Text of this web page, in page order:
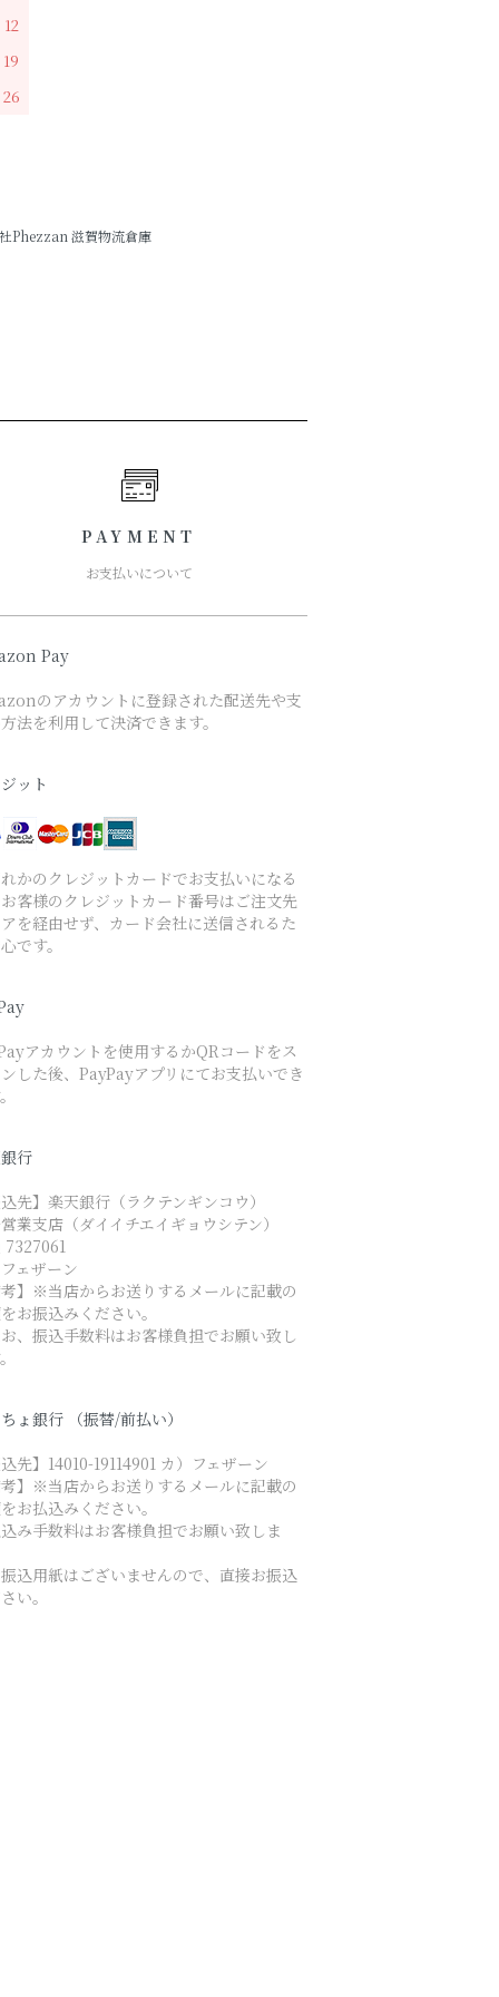
12
19
26
Phezzan 滋賀物流倉庫
PAYMENT
お支払いについて
Pay
のアカウントに登録された配送先や支
法を利用して決済できます。
ット
かのクレジットカードでお支払いになる
客様のクレジットカード番号はご注文先
を経由せず、カード会社に送信されるた
です。
アカウントを使用するかQRコードをス
した後、PayPayアプリにてお支払いでき
行
込先】楽天銀行（ラクテンギンコウ）
業支店（ダイイチエイギョウシテン）
7327061
ェザーン
考】※当店からお送りするメールに記載の
お振込みください。
、振込手数料はお客様負担でお願い致し
ょ銀行 （振替/前払い）
込先】14010-19114901 カ）フェザーン
考】※当店からお送りするメールに記載の
お払込みください。
み手数料はお客様負担でお願い致しま
込用紙はございませんので、直接お振込
い。